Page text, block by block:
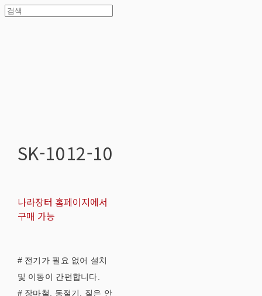
SK-1012-10
나라장터 홈페이지에서
구매 가능
# 전기가 필요 없어 설치
및 이동이 간편합니다.
# 장마철, 동절기, 짙은 안